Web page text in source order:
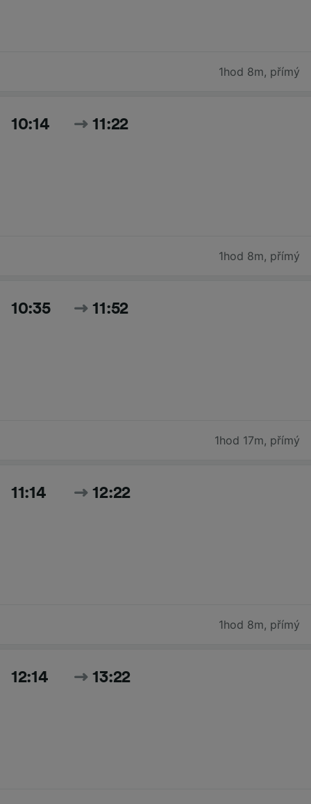
1hod 8m, přímý
10:14 11:22
1hod 8m, přímý
10:35 11:52
1hod 17m, přímý
11:14 12:22
1hod 8m, přímý
12:14 13:22